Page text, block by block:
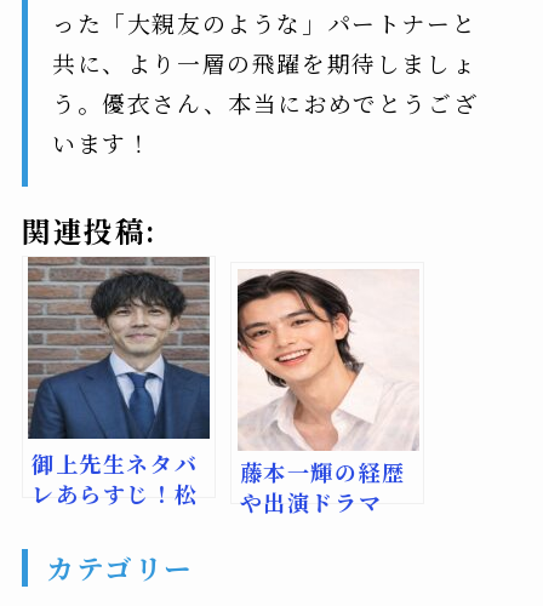
った「大親友のような」パートナーと
共に、より一層の飛躍を期待しましょ
う。優衣さん、本当におめでとうござ
います！
関連投稿:
御上先生ネタバ
レあらすじ！松
育改革ドラマ徹
底解説
藤本一輝の経歴
や出演ドラマ
カテゴリー